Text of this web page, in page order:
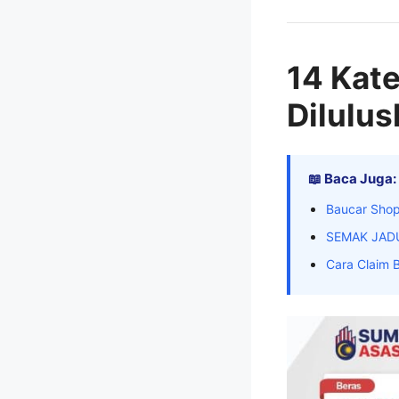
14
📖 Baca Juga:
Baucar
SEMAK
Cara Claim